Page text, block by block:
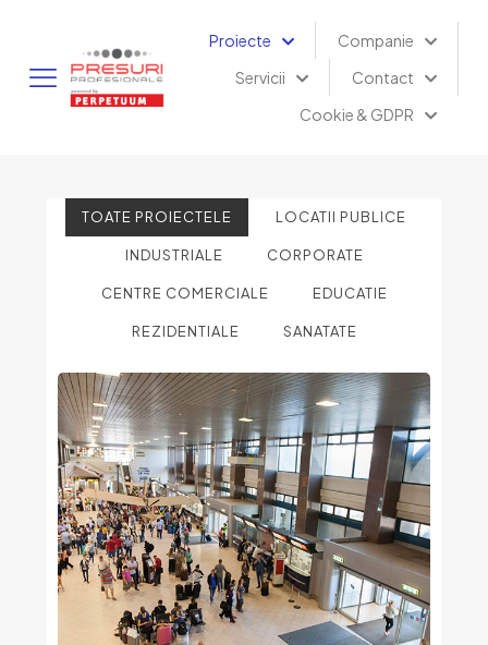
Proiecte
Companie
Servicii
Contact
Cookie & GDPR
TOATE PROIECTELE LOCATII PUBLICE
INDUSTRIALE CORPORATE
CENTRE COMERCIALE EDUCATIE
REZIDENTIALE SANATATE